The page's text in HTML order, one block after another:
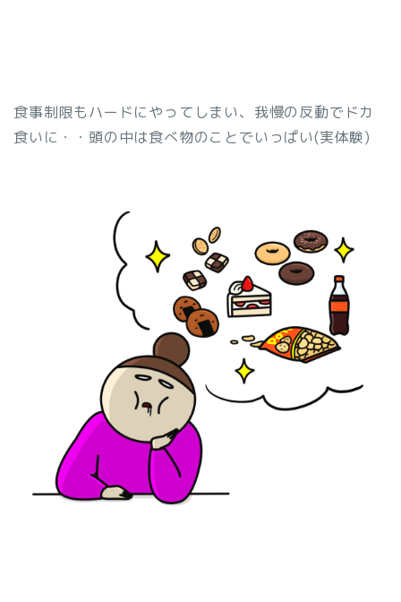
食事制限もハードにやってしまい、我慢の反動でドカ
食いに・・頭の中は食べ物のことでいっぱい(実体験)